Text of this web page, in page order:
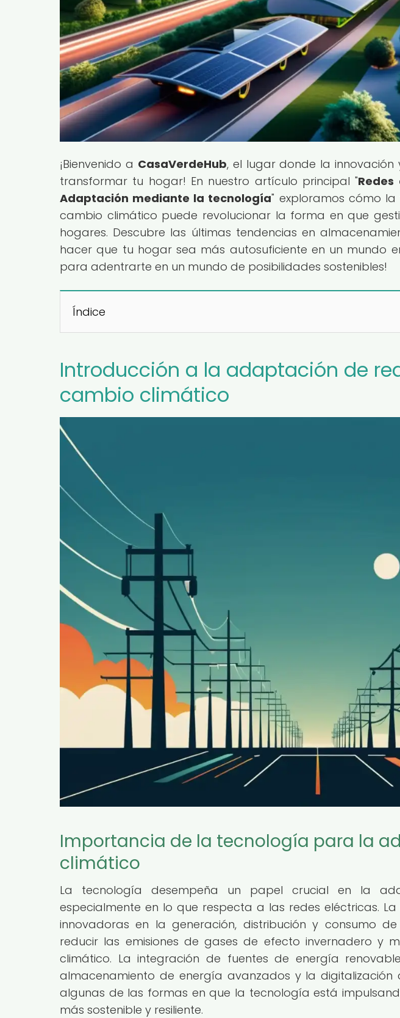
¡Bienvenido a CasaVerdeHub, el lugar donde la
transformar tu hogar! En nuestro artículo principal "
Adaptación mediante la tecnología" exploramos cómo
cambio climático puede revolucionar la forma en que
hogares. Descubre las últimas tendencias en
hacer que tu hogar sea más autosuficiente en un mundo
para adentrarte en un mundo de posibilidades sostenibles!
Índice
Introducción a la adaptación de
cambio climático
Importancia de la tecnología para la
climático
La tecnología desempeña un papel crucial en la
especialmente en lo que respecta a las redes eléctricas.
innovadoras en la generación, distribución y consumo
reducir las emisiones de gases de efecto invernadero y
climático. La integración de fuentes de energía
almacenamiento de energía avanzados y la digitalización
algunas de las formas en que la tecnología está
más sostenible y resiliente.